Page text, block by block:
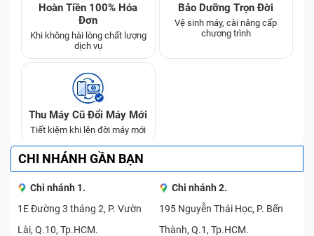
Hoàn Tiền 100% Hóa
Đơn
Khi không hài lòng chất lượng
dịch vụ
Bảo Dưỡng Trọn Đời
Vệ sinh máy, cài nâng cấp
chương trình
Thu Máy Cũ Đổi Máy Mới
Tiết kiệm khi lên đời máy mới
CHI NHÁNH GẦN BẠN
Chi nhánh 1.
1E Đường 3 tháng 2, P. Vườn
Lài, Q.10, Tp.HCM.
Chi nhánh 2.
195 Nguyễn Thái Học, P. Bến
Thành, Q.1, Tp.HCM.